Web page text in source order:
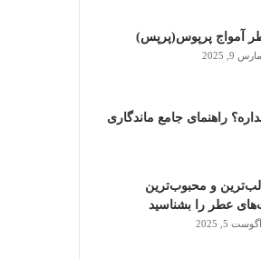
آمواج پرپوس(پرپس)
مارس 9, 2025
راهنمای جامع ماندگاری
و محبوب‌ترین
عطر را بشناسید
آگوست 5, 2025